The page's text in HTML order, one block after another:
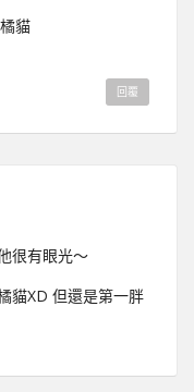
貓
回覆
很有眼光～
貓XD 但還是第一胖